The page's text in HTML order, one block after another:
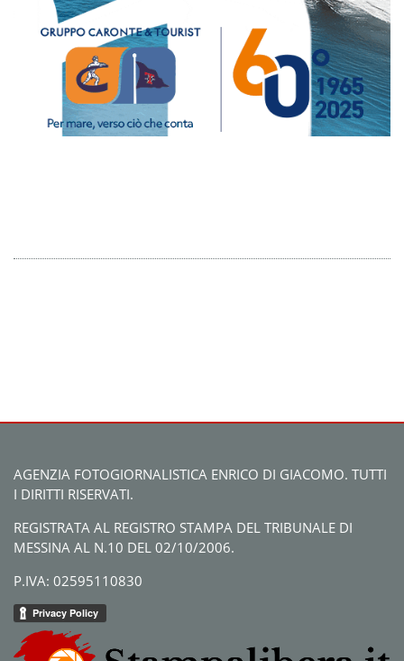
AGENZIA FOTOGIORNALISTICA ENRICO DI GIACOMO. TUTTI
I DIRITTI RISERVATI.
REGISTRATA AL REGISTRO STAMPA DEL TRIBUNALE DI
MESSINA AL N.10 DEL 02/10/2006.
P.IVA: 02595110830